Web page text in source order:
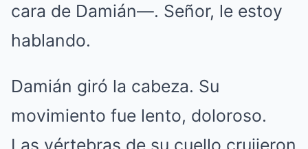
cara de Damián—. Señor, le estoy
hablando.
Damián giró la cabeza. Su
movimiento fue lento, doloroso.
Las vértebras de su cuello crujieron